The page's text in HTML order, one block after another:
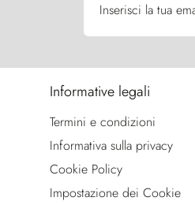
Inserisci la tua
Informative legali
Termini e condizioni
Informativa sulla privacy
Cookie Policy
Impostazione dei Cookie